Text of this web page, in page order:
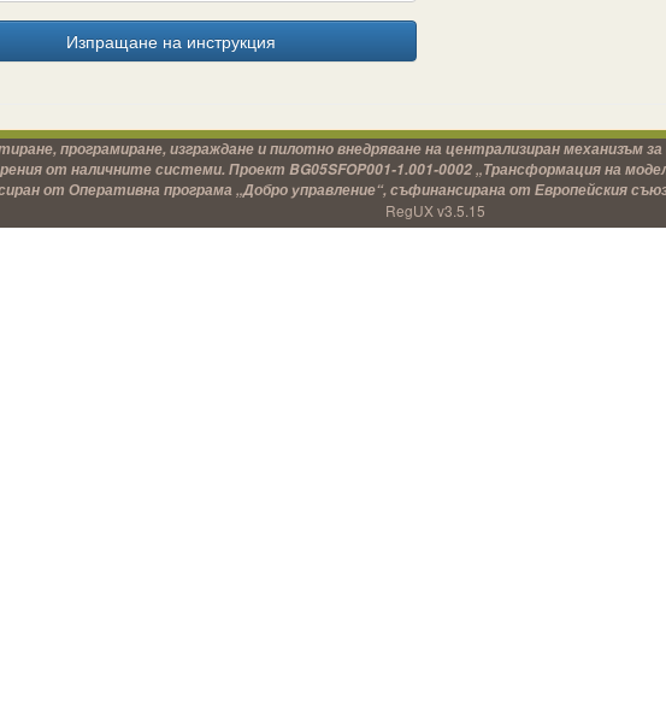
програмиране, изграждане и пилотно внедряване на централизиран механизъм за
от наличните системи. Проект BG05SFOP001-1.001-0002 „Трансформация на
от Оперативна програма „Добро управление“, съфинансирана от Европейския
RegUX v3.5.15